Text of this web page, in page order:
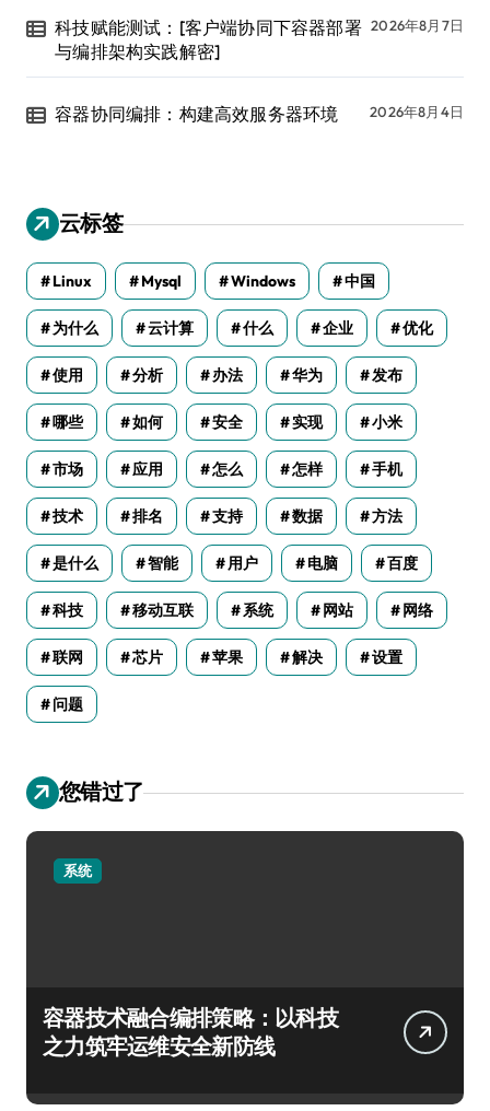
科技赋能测试：[客户端协同下容器部署
与编排架构实践解密]
2026年8月7日
容器协同编排：构建高效服务器环境 2026年8月4日
云标签
Linux Mysql Windows 中国
为什么 云计算 什么 企业 优化
使用 分析 办法 华为 发布
哪些 如何 安全 实现 小米
市场 应用 怎么 怎样 手机
技术 排名 支持 数据 方法
是什么 智能 用户 电脑 百度
科技 移动互联 系统 网站 网络
联网 芯片 苹果 解决 设置
问题
您错过了
系统
容器技术融合编排策略：以科技
之力筑牢运维安全新防线